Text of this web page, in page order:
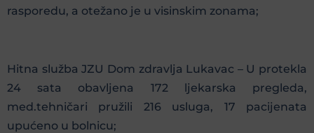
rasporedu, a otežano je u visinskim zonama;
Hitna služba JZU Dom zdravlja Lukavac – U protekla
24 sata obavljena 172 ljekarska pregleda,
med.tehničari pružili 216 usluga, 17 pacijenata
upućeno u bolnicu;